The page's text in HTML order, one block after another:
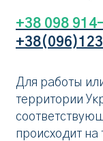
+38 098
Для работы
территории
происходит на